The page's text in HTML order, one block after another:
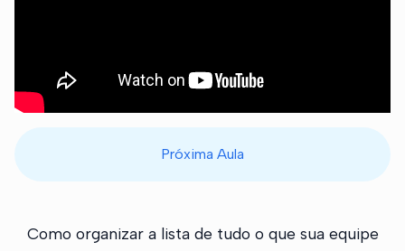
Próxima Aula
Como organizar a lista de tudo o que sua equipe